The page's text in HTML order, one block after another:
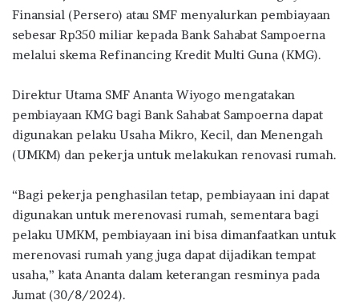
b
o
o
k
te
r
s
A
p
p
g
ra
m
e
Finansial (Persero) atau SMF menyalurkan pembiayaan
sebesar Rp350 miliar kepada Bank Sahabat Sampoerna
melalui skema Refinancing Kredit Multi Guna (KMG).
Direktur Utama SMF Ananta Wiyogo mengatakan
pembiayaan KMG bagi Bank Sahabat Sampoerna dapat
digunakan pelaku Usaha Mikro, Kecil, dan Menengah
(UMKM) dan pekerja untuk melakukan renovasi rumah.
“Bagi pekerja penghasilan tetap, pembiayaan ini dapat
digunakan untuk merenovasi rumah, sementara bagi
pelaku UMKM, pembiayaan ini bisa dimanfaatkan untuk
merenovasi rumah yang juga dapat dijadikan tempat
usaha,” kata Ananta dalam keterangan resminya pada
Jumat (30/8/2024).